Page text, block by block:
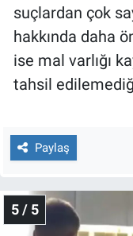
suçlardan çok
hakkında daha
ise mal varlığı
tahsil
Paylaş
5 / 5